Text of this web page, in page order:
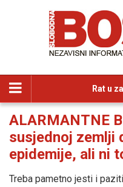
Rat u
ALARMANTNE
susjednoj zemlji
epidemije, ali ni
Treba pametno jesti i